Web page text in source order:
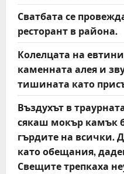
Сватбата се
ресторант в района.
Колелцата на
каменната алея и
тишината като
Въздухът в
сякаш мокър камък
гърдите на всички.
като обещания,
Свещите трепкаха